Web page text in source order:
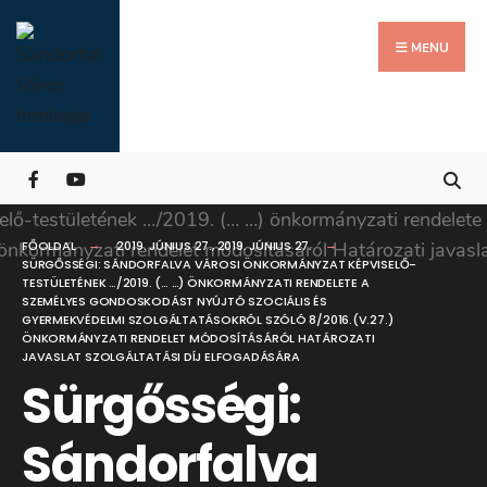
Skip
to
content
MENU
FŐOLDAL 2019. JÚNIUS 27.,2019. JÚNIUS 27.
SÜRGŐSSÉGI: SÁNDORFALVA VÁROSI ÖNKORMÁNYZAT KÉPVISELŐ-
TESTÜLETÉNEK …/2019. (… …) ÖNKORMÁNYZATI RENDELETE A
SZEMÉLYES GONDOSKODÁST NYÚJTÓ SZOCIÁLIS ÉS
GYERMEKVÉDELMI SZOLGÁLTATÁSOKRÓL SZÓLÓ 8/2016.(V.27.)
ÖNKORMÁNYZATI RENDELET MÓDOSÍTÁSÁRÓL HATÁROZATI
JAVASLAT SZOLGÁLTATÁSI DÍJ ELFOGADÁSÁRA
Sürgősségi:
Sándorfalva
for:
Close